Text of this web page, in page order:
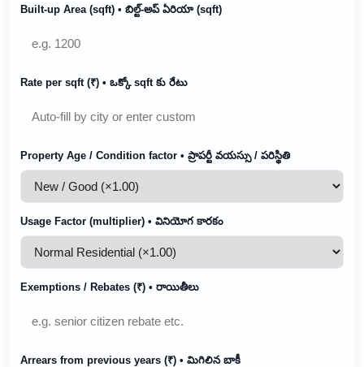
Built-up Area (sqft) • బిల్ట్-అప్ ఏరియా (sqft)
Rate per sqft (₹) • ఒక్కో sqft కు రేటు
Property Age / Condition factor • ప్రాపర్టీ వయస్సు / పరిస్థితి
Usage Factor (multiplier) • వినియోగ కారకం
Exemptions / Rebates (₹) • రాయితీలు
Arrears from previous years (₹) • మిగిలిన బాకీ